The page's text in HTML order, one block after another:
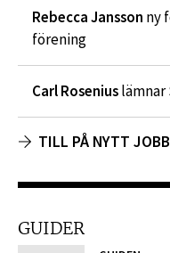
Rebecca Jansson ny
förening
Carl Roseniuslämnar
TILL PÅ NYTT JOBB
GUIDER